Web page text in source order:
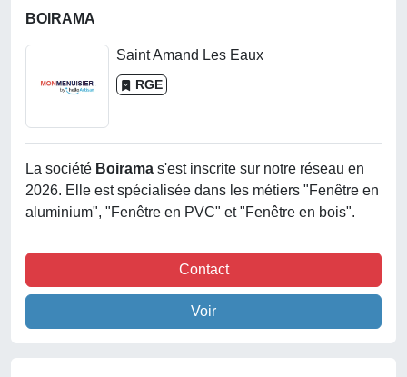
BOIRAMA
Saint Amand Les Eaux
RGE
La société Boirama s'est inscrite sur notre réseau en
2026. Elle est spécialisée dans les métiers "Fenêtre en
aluminium", "Fenêtre en PVC" et "Fenêtre en bois".
Contact
Voir